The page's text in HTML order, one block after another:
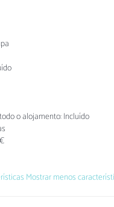
o alojamento: Incluído
Mostrar menos